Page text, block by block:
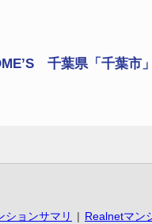
千葉県「千葉市
ションサマリ Realnetマン